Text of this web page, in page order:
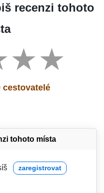
recenzi tohoto
cestovatelé
tohoto místa
zaregistrovat